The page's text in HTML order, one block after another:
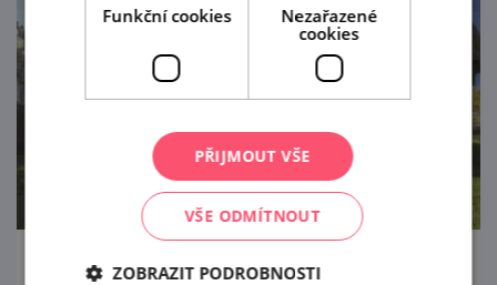
Salaš Travičná
Funkční cookies
Nezařazené
cookies
PŘIJMOUT VŠE
VŠE ODMÍTNOUT
ZOBRAZIT PODROBNOSTI